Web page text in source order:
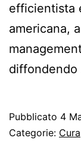
efficientista
americana,
Pubblicato 4
Categorie: Cura